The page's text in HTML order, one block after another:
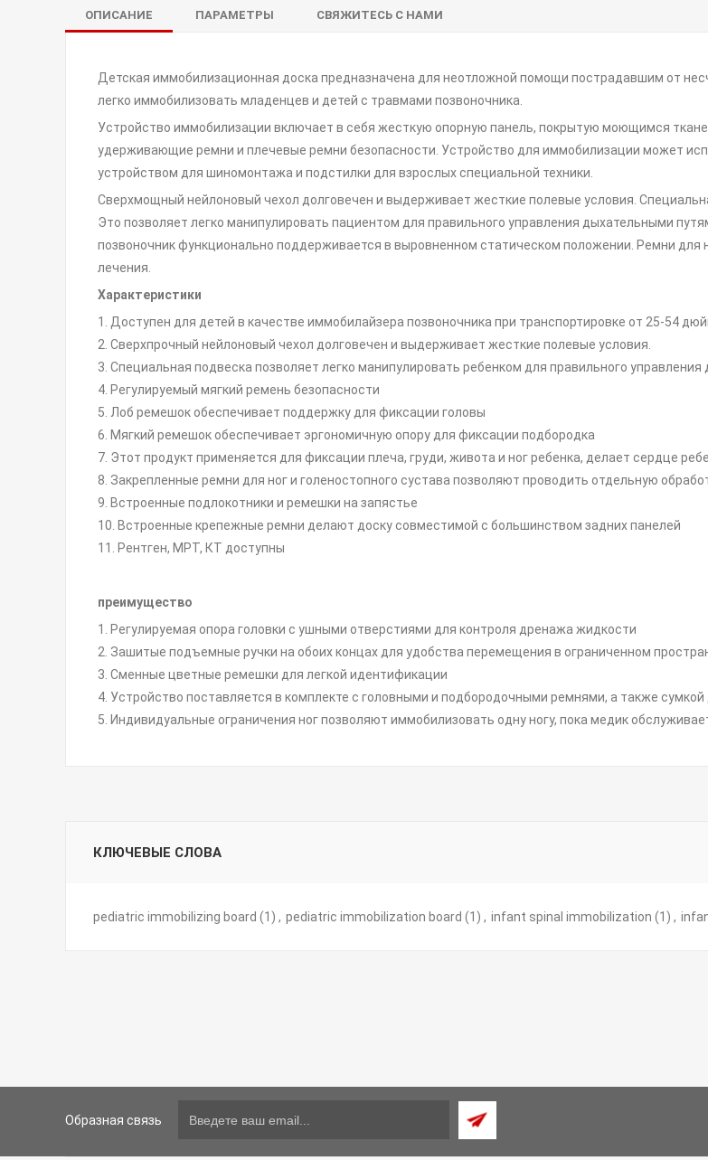
ОПИСАНИЕ ПАРАМЕТРЫ СВЯЖИТЕСЬ С НАМИ
Детская иммобилизационная доска предназначена для неотложной помощи пострадавшим от
легко иммобилизовать младенцев и детей с травмами позвоночника.
Устройство иммобилизации включает в себя жесткую опорную панель, покрытую моющимся
удерживающие ремни и плечевые ремни безопасности. Устройство для иммобилизации может
устройством для шиномонтажа и подстилки для взрослых специальной техники.
Сверхмощный нейлоновый чехол долговечен и выдерживает жесткие полевые условия.
Это позволяет легко манипулировать пациентом для правильного управления дыхательными
позвоночник функционально поддерживается в выровненном статическом положении. Ремни
лечения.
Характеристики
1. Доступен для детей в качестве иммобилайзера позвоночника при транспортировке от 25-54
2. Сверхпрочный нейлоновый чехол долговечен и выдерживает жесткие полевые условия.
3. Специальная подвеска позволяет легко манипулировать ребенком для правильного
4. Регулируемый мягкий ремень безопасности
5. Лоб ремешок обеспечивает поддержку для фиксации головы
6. Мягкий ремешок обеспечивает эргономичную опору для фиксации подбородка
7. Этот продукт применяется для фиксации плеча, груди, живота и ног ребенка, делает сердце
8. Закрепленные ремни для ног и голеностопного сустава позволяют проводить отдельную
9. Встроенные подлокотники и ремешки на запястье
10. Встроенные крепежные ремни делают доску совместимой с большинством задних панелей
11. Рентген, МРТ, КТ доступны
преимущество
1. Регулируемая опора головки с ушными отверстиями для контроля дренажа жидкости
2. Зашитые подъемные ручки на обоих концах для удобства перемещения в ограниченном
3. Сменные цветные ремешки для легкой идентификации
4. Устройство поставляется в комплекте с головными и подбородочными ремнями, а также сумкой
5. Индивидуальные ограничения ног позволяют иммобилизовать одну ногу, пока медик
КЛЮЧЕВЫЕ СЛОВА
pediatric immobilizing board (1) , pediatric immobilization board (1) , infant spinal immobilization (1) ,
Образная связь